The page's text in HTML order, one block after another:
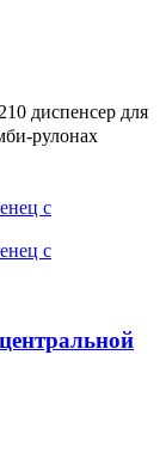
диспенсер для
рулонах